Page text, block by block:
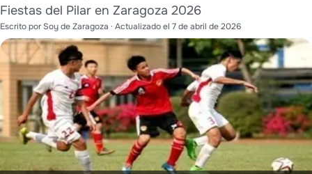
Fiestas del Pilar en Zaragoza 2026
Escrito porSoy de Zaragoza · Actualizado el 7 de abril de 2026